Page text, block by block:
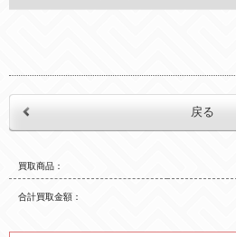
買取商品
合計買取金額